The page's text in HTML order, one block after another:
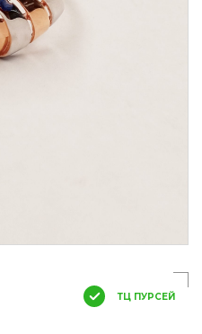
ТЦ ПУРСЕЙ